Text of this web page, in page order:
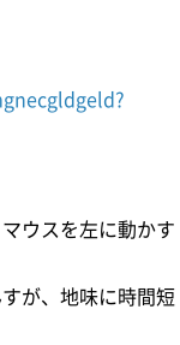
ウスを左に動かす
が、地味に時間短